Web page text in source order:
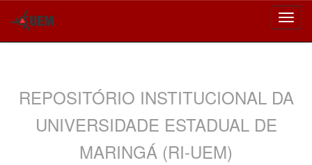
REPOSITÓRIO INSTITUCIONAL DA
UNIVERSIDADE ESTADUAL DE
MARINGÁ (RI-UEM)